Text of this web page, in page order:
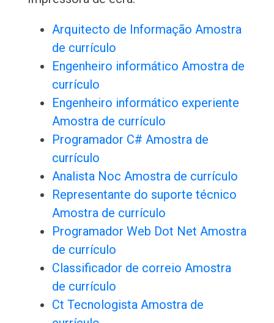
Arquitecto de Informação Amostra
de currículo
Engenheiro informático Amostra de
currículo
Engenheiro informático experiente
Amostra de currículo
Programador C# Amostra de
currículo
Analista Noc Amostra de currículo
Representante do suporte técnico
Amostra de currículo
Programador Web Dot Net Amostra
de currículo
Classificador de correio Amostra
de currículo
Ct Tecnologista Amostra de